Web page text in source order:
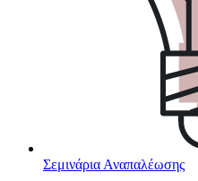
Σεμινάρια Αναπαλέωσης